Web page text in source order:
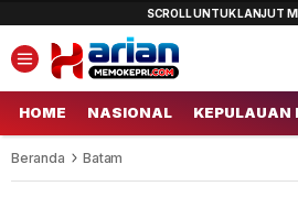
HOME NASIONAL KEPULAUAN
Beranda Batam